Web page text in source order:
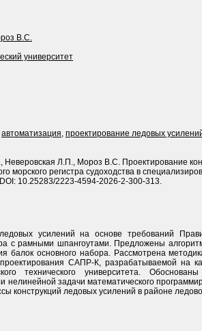
В.С.
университет
автоматизация, проектирование ледовых
Л.П., Мороз В.С. Проектирование
морского регистра судоходства в
10.25283/2223-4594-2026-2-300-313.
усилений на основе требований
с рамными шпангоутами. Предложены
балок основного набора. Рассмотрена
САПР-К, разрабатываемой на
технического университета.
задачи математического
ледовых усилений в районе